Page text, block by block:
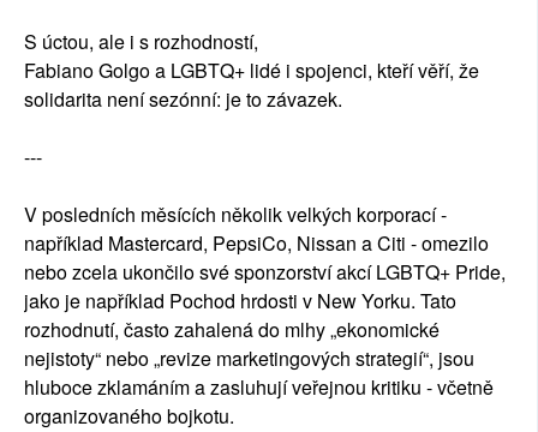
S úctou, ale i s rozhodností,
Fabiano Golgo a LGBTQ+ lidé i spojenci, kteří věří, že
solidarita není sezónní: je to závazek.
---
V posledních měsících několik velkých korporací -
například Mastercard, PepsiCo, Nissan a Citi - omezilo
nebo zcela ukončilo své sponzorství akcí LGBTQ+ Pride,
jako je například Pochod hrdosti v New Yorku. Tato
rozhodnutí, často zahalená do mlhy „ekonomické
nejistoty“ nebo „revize marketingových strategií“, jsou
hluboce zklamáním a zasluhují veřejnou kritiku - včetně
organizovaného bojkotu.